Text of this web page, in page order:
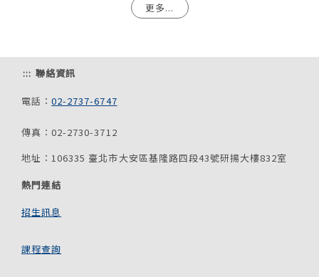
更多...
::: 聯絡資訊
電話：02-2737-6747
傳真：02-2730-3712
地址：106335 臺北市大安區基隆路四段43號研揚大樓832室
熱門連結
招生訊息
課程查詢